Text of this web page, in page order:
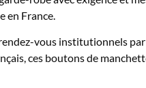
en France.
vous institutionnels
ces boutons de